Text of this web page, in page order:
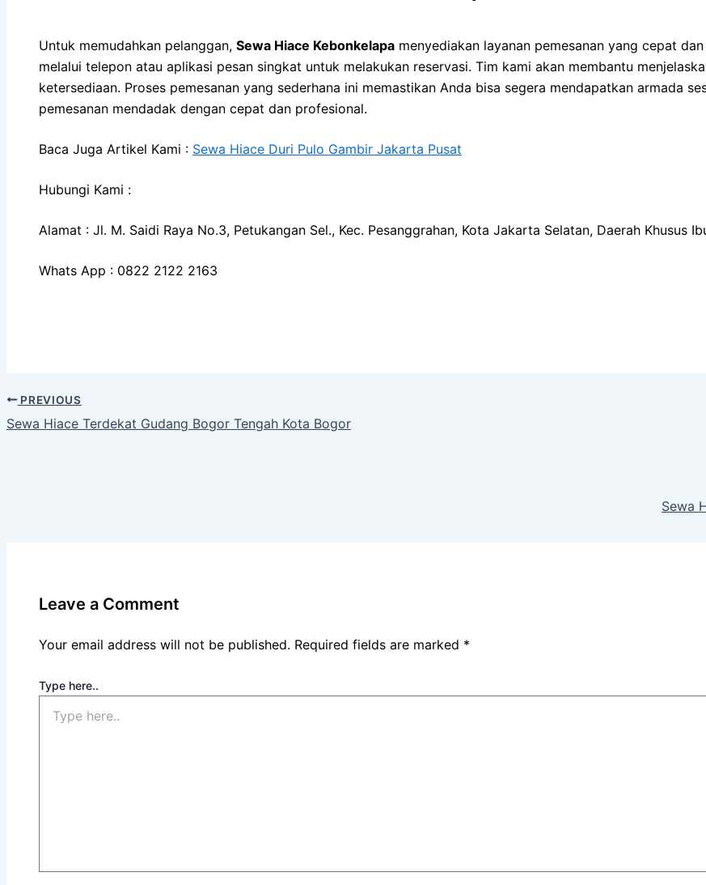
Untuk memudahkan pelanggan, Sewa Hiace Kebonkelapa menyediakan layanan pemesanan yang cepat
melalui telepon atau aplikasi pesan singkat untuk melakukan reservasi. Tim kami akan membantu
ketersediaan. Proses pemesanan yang sederhana ini memastikan Anda bisa segera mendapatkan armada
pemesanan mendadak dengan cepat dan profesional.
Baca Juga Artikel Kami : Sewa Hiace Duri Pulo Gambir Jakarta Pusat
Hubungi Kami :
Alamat : Jl. M. Saidi Raya No.3, Petukangan Sel., Kec. Pesanggrahan, Kota Jakarta Selatan, Daerah Khusus
Whats App : 0822 2122 2163
PREVIOUS
Sewa Hiace Terdekat Gudang Bogor Tengah Kota Bogor
Sewa
Leave a Comment
Your email address will not be published. Required fields are marked *
Type here..